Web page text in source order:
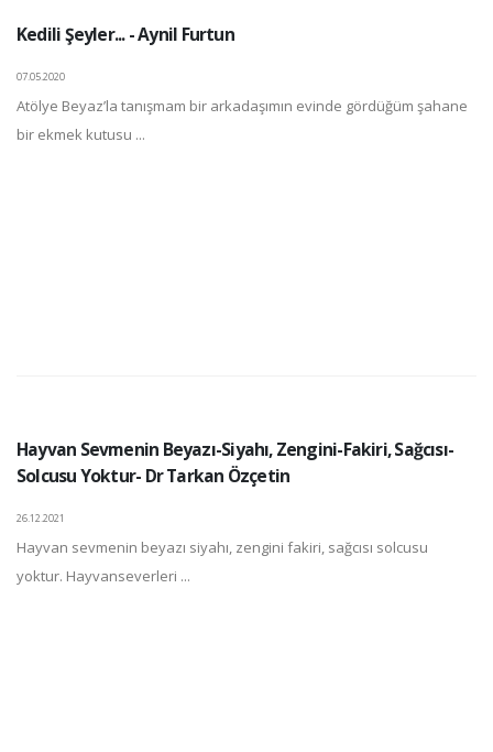
Kedili Şeyler... - Aynil Furtun
07.05.2020
Atölye Beyaz’la tanışmam bir arkadaşımın evinde gördüğüm şahane
bir ekmek kutusu ...
Hayvan Sevmenin Beyazı-Siyahı, Zengini-Fakiri, Sağcısı-
Solcusu Yoktur- Dr Tarkan Özçetin
26.12.2021
Hayvan sevmenin beyazı siyahı, zengini fakiri, sağcısı solcusu
yoktur. Hayvanseverleri ...